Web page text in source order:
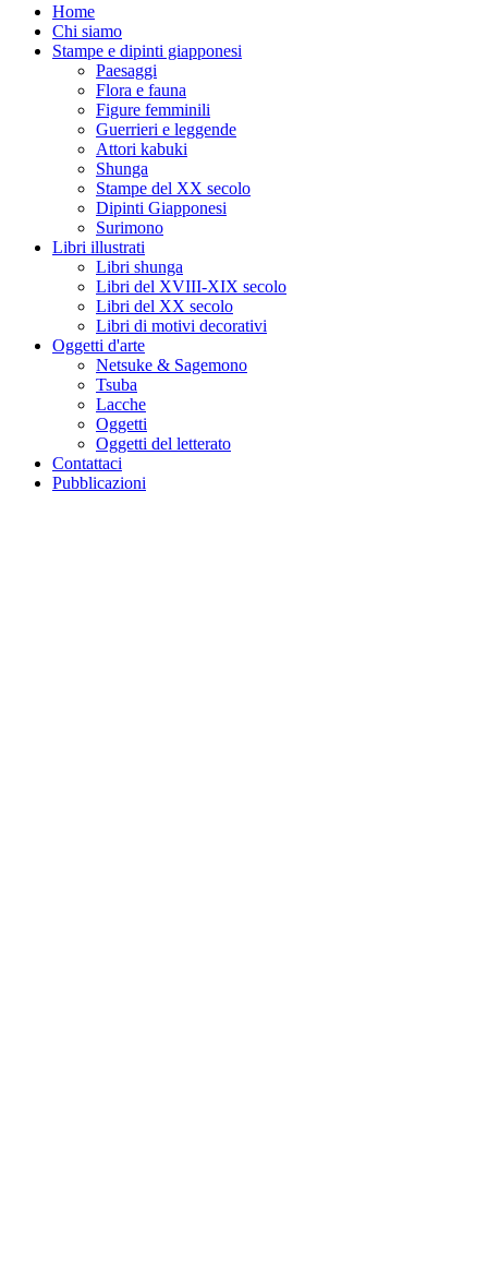
Home
Chi siamo
Stampe e dipinti giapponesi
Paesaggi
Flora e fauna
Figure femminili
Guerrieri e leggende
Attori kabuki
Shunga
Stampe del XX secolo
Dipinti Giapponesi
Surimono
Libri illustrati
Libri shunga
Libri del XVIII-XIX secolo
Libri del XX secolo
Libri di motivi decorativi
Oggetti d'arte
Netsuke & Sagemono
Tsuba
Lacche
Oggetti
Oggetti del letterato
Contattaci
Pubblicazioni